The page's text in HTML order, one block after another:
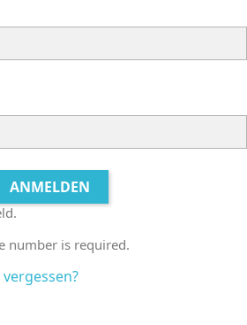
ANMELDEN
number is required.